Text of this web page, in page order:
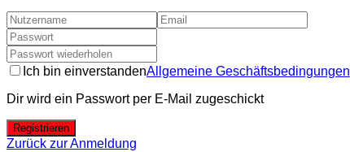
Ich bin einverstandenAllgemeine Geschäftsbedingungen
Dir wird ein Passwort per E-Mail zugeschickt
Registrieren
Zurück zur Anmeldung